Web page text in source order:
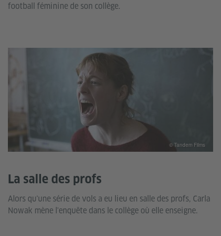
football féminine de son collège.
La salle des profs
Alors qu'une série de vols a eu lieu en salle des profs, Carla
Nowak mène l'enquête dans le collège où elle enseigne.
© Tandem Films